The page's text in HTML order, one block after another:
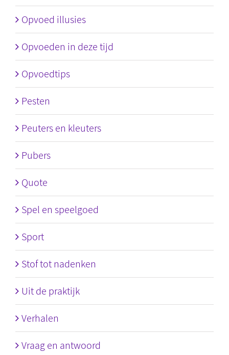
Opvoed illusies
Opvoeden in deze tijd
Opvoedtips
Pesten
Peuters en kleuters
Pubers
Quote
Spel en speelgoed
Sport
Stof tot nadenken
Uit de praktijk
Verhalen
Vraag en antwoord